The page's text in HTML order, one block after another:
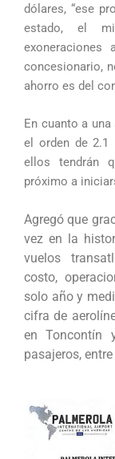
dólares, “ese
estado, el
concesionario,
ahorro es del
En cuanto a
el orden de 2.1
ellos tendrán
próximo a
Agregó que
vez en la
vuelos
costo,
solo año y
cifra de
en Toncontín
pasajeros,